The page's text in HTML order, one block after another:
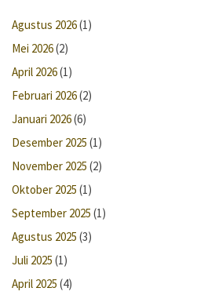
Agustus 2026(1)
Mei 2026(2)
April 2026(1)
Februari 2026(2)
Januari 2026(6)
Desember 2025 (1)
November 2025 (2)
Oktober 2025 (1)
September 2025 (1)
Agustus 2025 (3)
Juli 2025 (1)
April 2025 (4)